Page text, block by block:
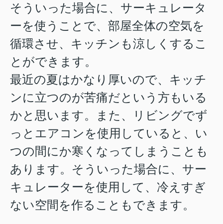
そういった場合に、サーキュレータ
ーを使うことで、部屋全体の空気を
循環させ、キッチンも涼しくするこ
とができます。
最近の夏はかなり厚いので、キッチ
ンに立つのが苦痛だという方もいる
かと思います。また、リビングでず
っとエアコンを使用していると、い
つの間にか寒くなってしまうことも
あります。そういった場合に、サー
キュレーターを使用して、冷えすぎ
ない空間を作ることもできます。